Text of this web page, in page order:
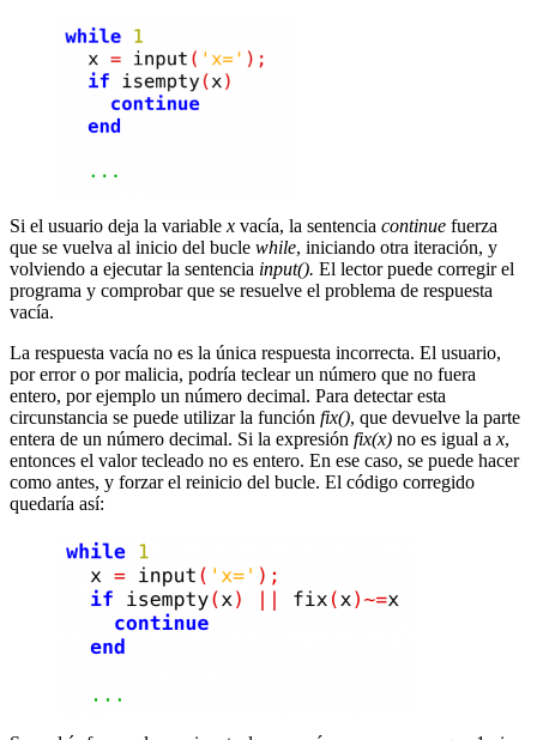
Si el usuario deja la variable x vacía, la sentencia continue fuerza
que se vuelva al inicio del bucle while, iniciando otra iteración, y
volviendo a ejecutar la sentencia input(). El lector puede corregir el
programa y comprobar que se resuelve el problema de respuesta
vacía.
La respuesta vacía no es la única respuesta incorrecta. El usuario,
por error o por malicia, podría teclear un número que no fuera
entero, por ejemplo un número decimal. Para detectar esta
circunstancia se puede utilizar la función fix(), que devuelve la parte
entera de un número decimal. Si la expresión fix(x) no es igual a x,
entonces el valor tecleado no es entero. En ese caso, se puede hacer
como antes, y forzar el reinicio del bucle. El código corregido
quedaría así: